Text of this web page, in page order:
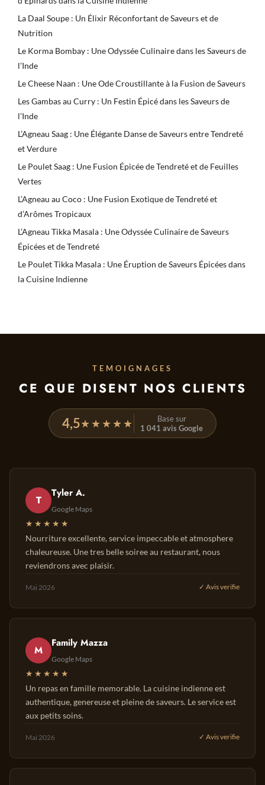
La Daal Soupe : Un Élixir Réconfortant de Saveurs et de
Nutrition
Le Korma Bombay : Une Odyssée Culinaire dans les Saveurs de
l’Inde
Le Cheese Naan : Une Ode Croustillante à la Fusion de Saveurs
Les Gambas au Curry : Un Festin Épicé dans les Saveurs de
l’Inde
L’Agneau Saag : Une Élégante Danse de Saveurs entre Tendreté
et Verdure
Le Poulet Saag : Une Fusion Épicée de Tendreté et de Feuilles
Vertes
L’Agneau au Coco : Une Fusion Exotique de Tendreté et
d’Arômes Tropicaux
L’Agneau Tikka Masala : Une Odyssée Culinaire de Saveurs
Épicées et de Tendreté
Le Poulet Tikka Masala : Une Éruption de Saveurs Épicées dans
la Cuisine Indienne
TEMOIGNAGES
CE QUE DISENT NOS CLIENTS
4,5★★★★★
Base sur
1 041 avis Google
T
Tyler A.
Google Maps
★★★★★
Nourriture excellente, service impeccable et atmosphere
chaleureuse. Une tres belle soiree au restaurant, nous
reviendrons avec plaisir.
Mai 2026 ✓ Avis verifie
M
Family Mazza
Google Maps
★★★★★
Un repas en famille memorable. La cuisine indienne est
authentique, genereuse et pleine de saveurs. Le service est
aux petits soins.
Mai 2026 ✓ Avis verifie